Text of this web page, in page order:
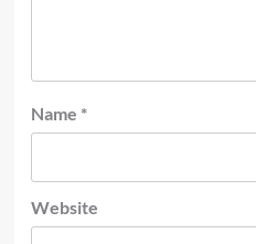
Name *
Website